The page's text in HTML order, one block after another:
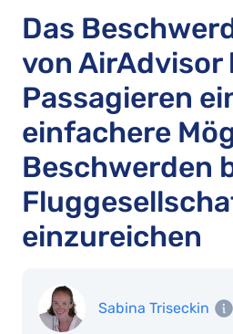
Das
von
Passagieren
einfachere
Beschwerden
einzureichen
Sabina Triseckin